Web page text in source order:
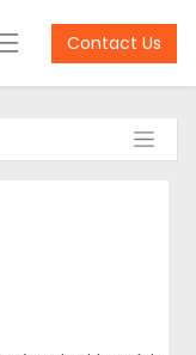
Contact Us